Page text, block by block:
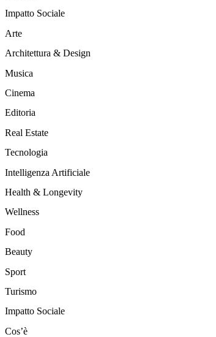
Impatto Sociale
Arte
Architettura & Design
Musica
Cinema
Editoria
Real Estate
Tecnologia
Intelligenza Artificiale
Health & Longevity
Wellness
Food
Beauty
Sport
Turismo
Impatto Sociale
Cos’è